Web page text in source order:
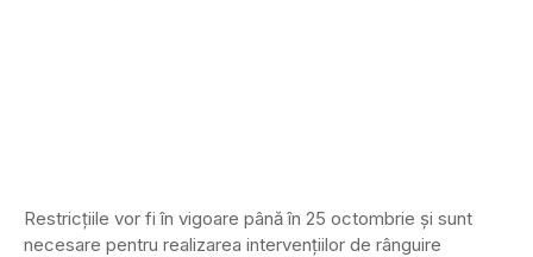
Restricțiile vor fi în vigoare până în 25 octombrie și sunt
necesare pentru realizarea intervențiilor de rânguire